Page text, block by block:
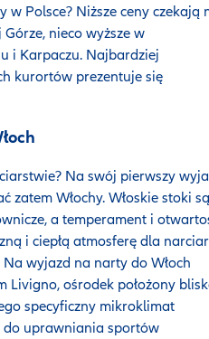
w Polsce? Niższe ceny czekają
nieco wyższe w
i Karpaczu. Najbardziej
kurortów prezentuje się
Na swój pierwszy
zatem Włochy. Włoskie stoki są
a temperament i
i ciepłą atmosferę dla
wyjazd na narty do Włoch
Livigno, ośrodek położony
specyficzny mikroklimat
uprawniania sportów